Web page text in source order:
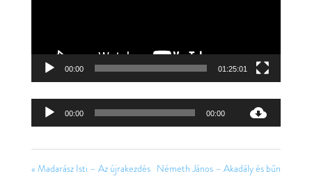
00:00 01:25:01
Audió
00:00 00:00
« Madarász Isti – Az újrakezdés Németh János – Akadály és bűn